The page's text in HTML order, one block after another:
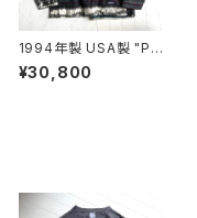
1994年製 USA製 "Pa
tagonia" printed lig
htweight synchilla s
¥30,800